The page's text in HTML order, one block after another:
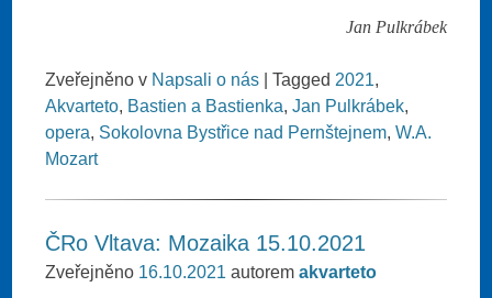
Jan Pulkrábek
Zveřejněno v Napsali o nás |Tagged 2021,
Akvarteto, Bastien a Bastienka,Jan Pulkrábek,
opera, Sokolovna Bystřice nad Pernštejnem,W.A.
Mozart
ČRo Vltava: Mozaika 15.10.2021
Zveřejněno 16.10.2021 autoremakvarteto